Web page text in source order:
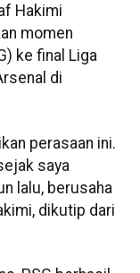
Hakimi
momen
ke final Liga
di
perasaan ini.
saya
lalu, berusaha
dikutip dari